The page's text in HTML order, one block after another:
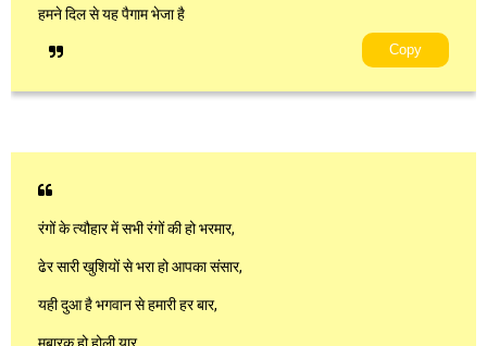
हमने दिल से यह पैगाम भेजा है
Copy
रंगों के त्यौहार में सभी रंगों की हो भरमार,
ढेर सारी खुशियों से भरा हो आपका संसार,
यही दुआ है भगवान से हमारी हर बार,